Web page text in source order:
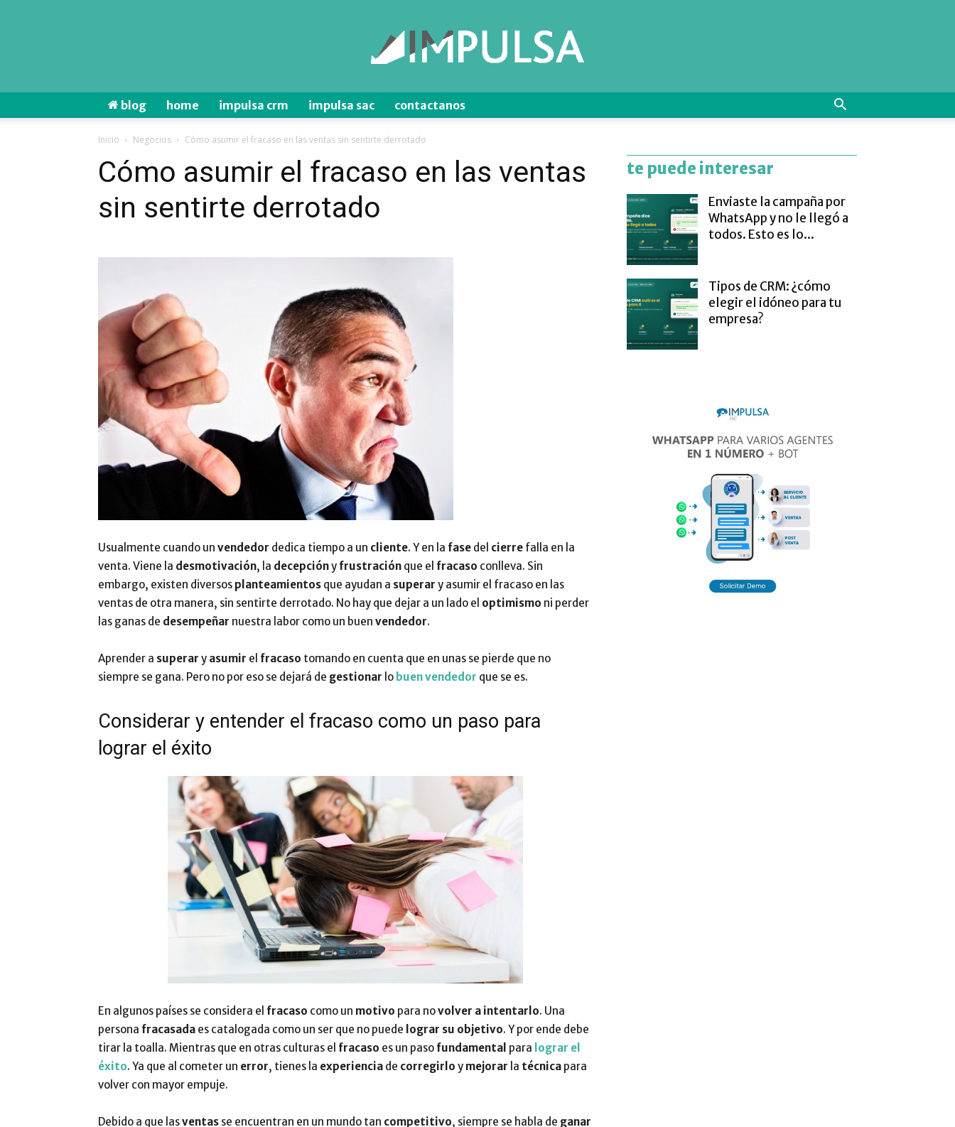
–
Impulsa
blog home impulsa crm impulsa sac contactanos
Inicio Negocios Cómo asumir el fracaso en las ventas sin sentirte derrotado
Cómo asumir el fracaso en las ventas
sin sentirte derrotado
Usualmente cuando un vendedor dedica tiempo a un cliente. Y en la fase del cierre falla en la
venta. Viene la desmotivación, la decepcióny frustración que el fracaso conlleva. Sin
embargo, existen diversos planteamientos que ayudan a superar y asumir el fracaso en las
ventas de otra manera, sin sentirte derrotado. No hay que dejar a un lado el optimismo ni perder
las ganas de desempeñar nuestra labor como un buen vendedor.
Aprender a superar y asumir el fracaso tomando en cuenta que en unas se pierde que no
siempre se gana. Pero no por eso se dejará de gestionar lo buen vendedor que se es.
Considerar y entender el fracaso como un paso para
lograr el éxito
En algunos países se considera el fracaso como un motivo para novolver a intentarlo. Una
persona fracasada es catalogada como un ser que no puede lograr su objetivo. Y por ende debe
tirar la toalla. Mientras que en otras culturas el fracaso es un paso fundamental para lograr el
éxito. Ya que al cometer un error, tienes la experiencia de corregirlo y mejorar la técnica para
volver con mayor empuje.
Debido a que lasventas se encuentran en un mundo tan competitivo, siempre se habla de ganar
te puede interesar
Enviaste la campaña por
WhatsApp y no le llegó a
todos. Esto es lo...
Tipos de CRM: ¿cómo
elegir el idóneo para tu
empresa?